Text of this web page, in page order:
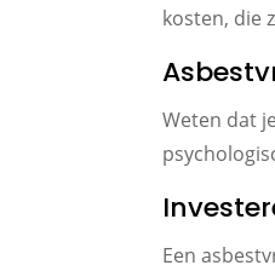
kosten, die
Weten dat
Een